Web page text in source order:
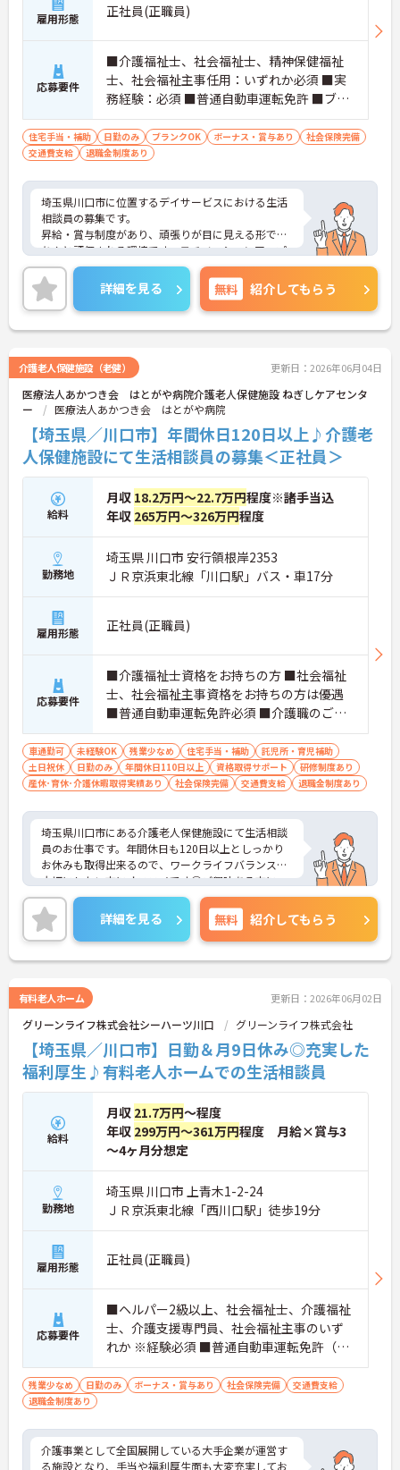
雇用形態 正社員(正職員)
応募要件
■介護福祉士、社会福祉士、精神保健福祉
士、社会福祉主事任用：いずれか必須 ■実
務経験：必須 ■普通自動車運転免許 ■ブラ
ンク可
住宅手当・補助 日勤のみ ブランクOK ボーナス・賞与あり
社会保険完備
交通費支給
退職金制度あり
埼玉県川口市に位置するデイサービスにおける生活
相談員の募集です。
昇給・賞与制度があり、頑張りが目に見える形でき
ちんと評価される環境です。モチベーションアップ
につながります。資格や経験を活かしながらご勤務
いただける環境です。
ご興味のある方には、面接対策ポイントなど、さら
に詳細をご案内しますのでお気軽にご相談くださ
い！
詳細を見る 無料 紹介してもらう
介護老人保健施設（老健） 更新日：2026年06月04日
医療法人あかつき会 はとがや病院介護老人保健施設 ねぎしケアセンタ
ー
医療法人あかつき会 はとがや病院
【埼玉県／川口市】年間休日120日以上♪介護老
人保健施設にて生活相談員の募集＜正社員＞
給料
月収 18.2万円～22.7万円程度※諸手当込
年収 265万円～326万円程度
勤務地
埼玉県 川口市 安行領根岸2353
ＪＲ京浜東北線「川口駅」バス・車17分
雇用形態 正社員(正職員)
応募要件
■介護福祉士資格をお持ちの方 ■社会福祉
士、社会福祉主事資格をお持ちの方は優遇
■普通自動車運転免許必須 ■介護職のご経
験がある方 ■未経験の方もOK ■明るく元気
に、熱意をもって取り組んでくださる方 ■
法人内施設への異動あり
車通勤可 未経験OK 残業少なめ 住宅手当・補助
託児所・育児補助
土日祝休
日勤のみ 年間休日110日以上 資格取得サポート
研修制度あり
産休･育休･介護休暇取得実績あり
社会保険完備 交通費支給 退職金制度あり
埼玉県川口市にある介護老人保健施設にて生活相談
員のお仕事です。年間休日も120日以上としっかり
お休みも取得出来るので、ワークライフバランスを
大切にしたい方にオススメです◎ご興味ある方に
は、面接対策ポイントなど、さらに詳細をお話しい
たしますのでお気軽にご相談ください。
詳細を見る 無料 紹介してもらう
有料老人ホーム 更新日：2026年06月02日
グリーンライフ株式会社シーハーツ川口 グリーンライフ株式会社
【埼玉県／川口市】日勤＆月9日休み◎充実した
福利厚生♪有料老人ホームでの生活相談員
給料
月収 21.7万円～程度
年収 299万円～361万円程度 月給×賞与3
～4ヶ月分想定
勤務地
埼玉県 川口市 上青木1-2-24
ＪＲ京浜東北線「西川口駅」徒歩19分
雇用形態 正社員(正職員)
応募要件
■ヘルパー2級以上、社会福祉士、介護福祉
士、介護支援専門員、社会福祉主事のいず
れか ※経験必須 ■普通自動車運転免許（AT
限定可）
残業少なめ 日勤のみ ボーナス・賞与あり 社会保険完備
交通費支給
退職金制度あり
介護事業として全国展開している大手企業が運営す
る施設となり、手当や福利厚生面も大変充実してお